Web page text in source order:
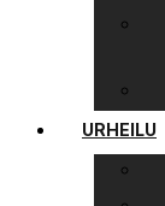
URHEILU